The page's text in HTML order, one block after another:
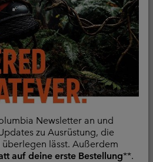
Newsletter an und
zu Ausrüstung, die
lässt. Außerdem
auf deine erste Bestellung**.
Wanderhose für Männer
Wasserdicht
Regular price:
€ 200,00